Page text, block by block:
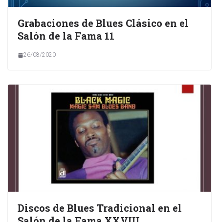
Grabaciones de Blues Clásico en el
Salón de la Fama 11
26/08/2020
Discos de Blues Tradicional en el